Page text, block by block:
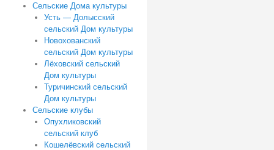
Сельские Дома культуры
Усть — Долысский
сельский Дом культуры
Новохованский
сельский Дом культуры
Лёховский сельский
Дом культуры
Туричинский сельский
Дом культуры
Сельские клубы
Опухликовский
сельский клуб
Кошелёвский сельский